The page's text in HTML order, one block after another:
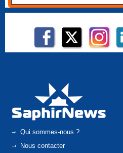
Qui sommes-nous ?
Nous contacter